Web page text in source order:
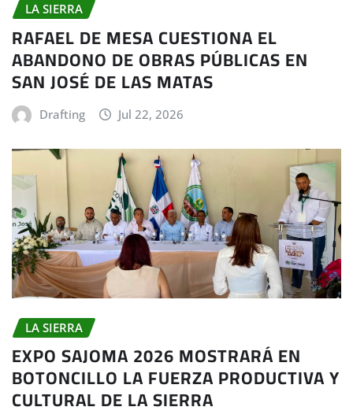
LA SIERRA
RAFAEL DE MESA CUESTIONA EL
ABANDONO DE OBRAS PÚBLICAS EN
SAN JOSÉ DE LAS MATAS
Drafting Jul 22, 2026
LA SIERRA
EXPO SAJOMA 2026 MOSTRARÁ EN
BOTONCILLO LA FUERZA PRODUCTIVA Y
CULTURAL DE LA SIERRA